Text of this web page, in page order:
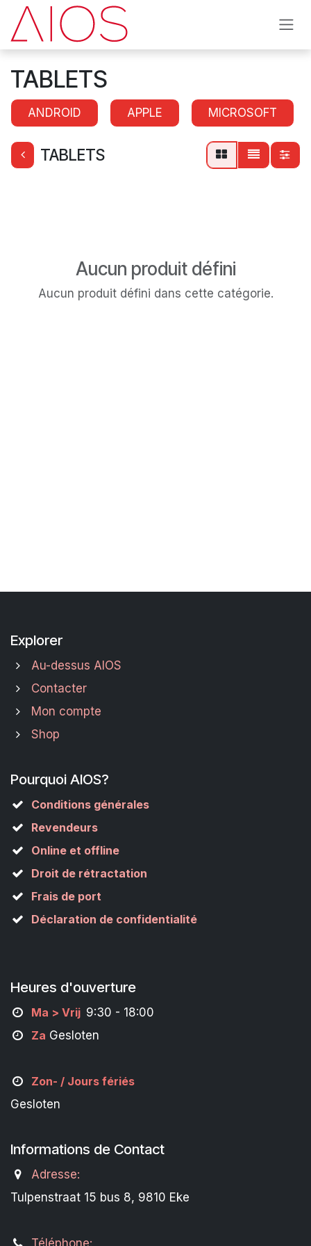
Se rendre au contenu
TABLETS
ANDROID APPLE MICROSOFT
TABLETS
Aucun produit défini
Aucun produit défini dans cette catégorie.
Explorer
Au-dessus AIOS
Contacter
Mon compte
Shop
Pourquoi AIOS?
Conditions générales
Revendeurs
Online et offline
Droit de rétractation
Frais de port
Déclaration de confidentialité
Heures d'ouverture
Ma > Vrij 9:30 - 18:00
Za Gesloten
Zon- / Jours fériés
Gesloten
Informations de Contact
Adresse:
Tulpenstraat 15 bus 8, 9810 Eke
Téléphone: